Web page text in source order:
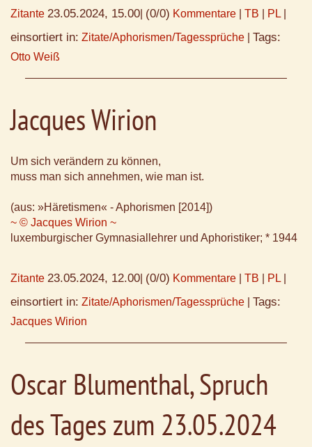
Zitante 23.05.2024, 15.00 (0/0) Kommentare TB PL
einsortiert in: Zitate/Aphorismen/Tagessprüche Tags:
Otto Weiß
Jacques Wirion
Um sich verändern zu können,
muss man sich annehmen, wie man ist.
(aus: »Häretismen« - Aphorismen [2014])
~ © Jacques Wirion ~
luxemburgischer Gymnasiallehrer und Aphoristiker; * 1944
Zitante 23.05.2024, 12.00 (0/0) Kommentare TB PL
einsortiert in: Zitate/Aphorismen/Tagessprüche Tags:
Jacques Wirion
Oscar Blumenthal, Spruch
des Tages zum 23.05.2024